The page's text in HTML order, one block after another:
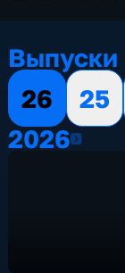
Выпуски
26
25
20262026